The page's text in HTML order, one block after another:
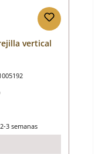
vertical
3 semanas